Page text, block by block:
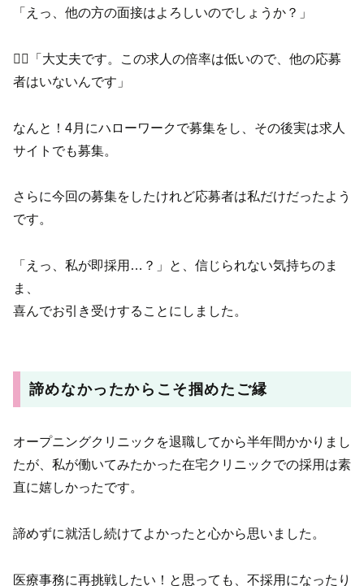
「えっ、他の方の面接はよろしいのでしょうか？」
🧑‍⚕️「大丈夫です。この求人の倍率は低いので、他の応募
者はいないんです」
なんと！4月にハローワークで募集をし、その後実は求人
サイトでも募集。
さらに今回の募集をしたけれど応募者は私だけだったよう
です。
「えっ、私が即採用…？」と、信じられない気持ちのま
ま、
喜んでお引き受けすることにしました。
諦めなかったからこそ掴めたご縁
オープニングクリニックを退職してから半年間かかりまし
たが、私が働いてみたかった在宅クリニックでの採用は素
直に嬉しかったです。
諦めずに就活し続けてよかったと心から思いました。
医療事務に再挑戦したい！と思っても、不採用になったり